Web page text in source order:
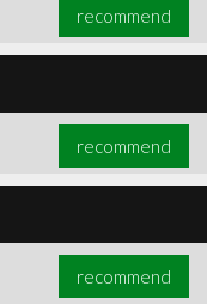
recommend
recommend
recommend